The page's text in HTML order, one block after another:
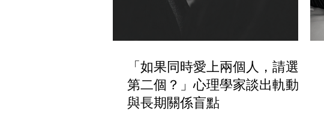
「如果同時愛上兩個人，請選擇
第二個？」心理學家談出軌動機
與長期關係盲點